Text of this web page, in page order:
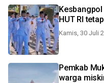
HUT RI
Kamis, 30 Juli
Pemkab
warga